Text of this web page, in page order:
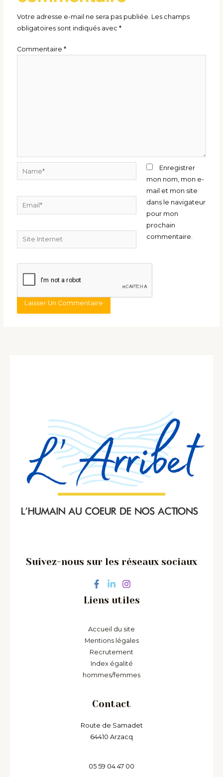
Votre adresse e-mail ne sera pas publiée. Les champs
obligatoires sont indiqués avec*
Commentaire*
Email*
Site
Internet
Enregistrer
mon nom, mon e-
mail et mon site
dans le navigateur
pour mon
prochain
commentaire.
Suivez-nous sur les réseaux sociaux
Liens utiles
Accueil du site
Mentions légales
Recrutement
Index égalité
hommes/femmes
Contact
Route de Samadet
64410 Arzacq
05 59 04 47 00